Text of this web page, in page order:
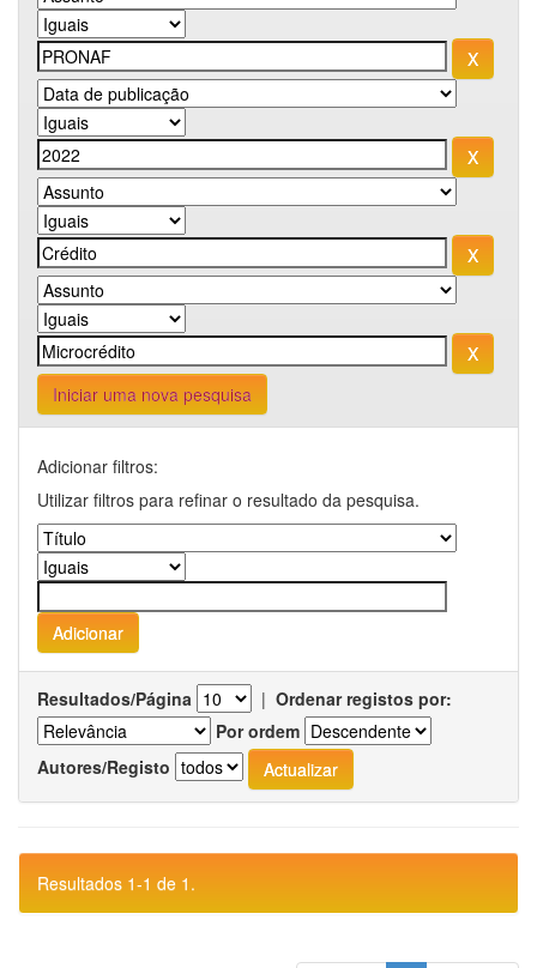
Iniciar uma nova pesquisa
Adicionar filtros:
Utilizar filtros para refinar o resultado da pesquisa.
Resultados/Página | Ordenar registos por:
Por ordem
Autores/Registo
Resultados 1-1 de 1.